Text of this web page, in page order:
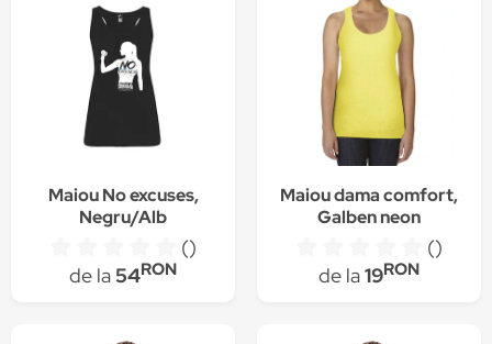
Maiou No excuses,
Negru/Alb
()
de la54RON
Maiou dama comfort,
Galben neon
()
de la19RON